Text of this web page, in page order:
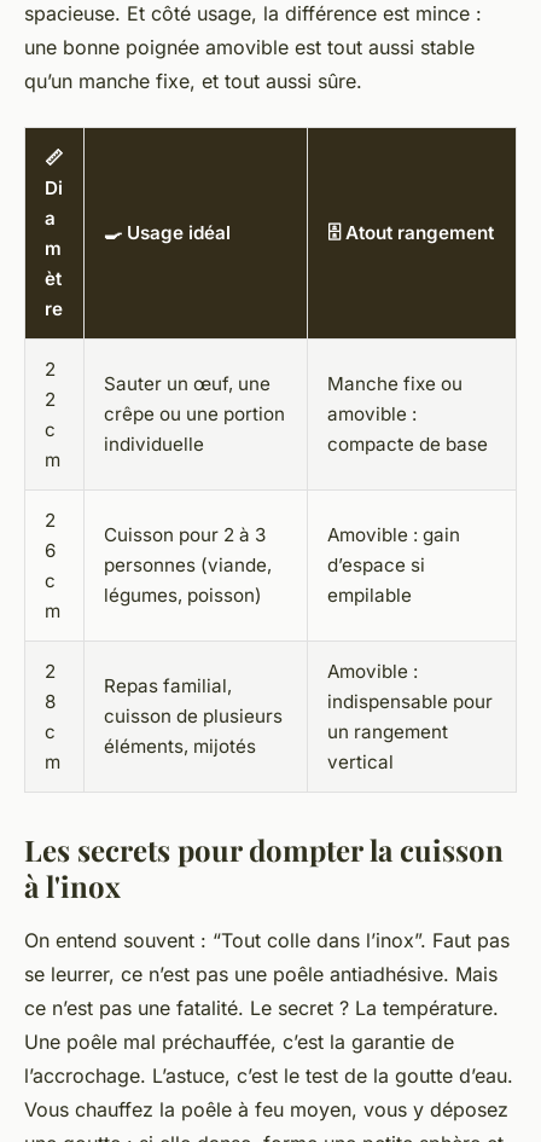
spacieuse. Et côté usage, la différence est mince :
une bonne poignée amovible est tout aussi stable
qu’un manche fixe, et tout aussi sûre.
📏
Di
a
m
èt
re
🍳 Usage idéal 🗄️ Atout rangement
2
2
c
m
Sauter un œuf, une
crêpe ou une portion
individuelle
Manche fixe ou
amovible :
compacte de base
2
6
c
m
Cuisson pour 2 à 3
personnes (viande,
légumes, poisson)
Amovible : gain
d’espace si
empilable
2
8
c
m
Repas familial,
cuisson de plusieurs
éléments, mijotés
Amovible :
indispensable pour
un rangement
vertical
Les secrets pour dompter la cuisson
à l'inox
On entend souvent : “Tout colle dans l’inox”. Faut pas
se leurrer, ce n’est pas une poêle antiadhésive. Mais
ce n’est pas une fatalité. Le secret ? La température.
Une poêle mal préchauffée, c’est la garantie de
l’accrochage. L’astuce, c’est le test de la goutte d’eau.
Vous chauffez la poêle à feu moyen, vous y déposez